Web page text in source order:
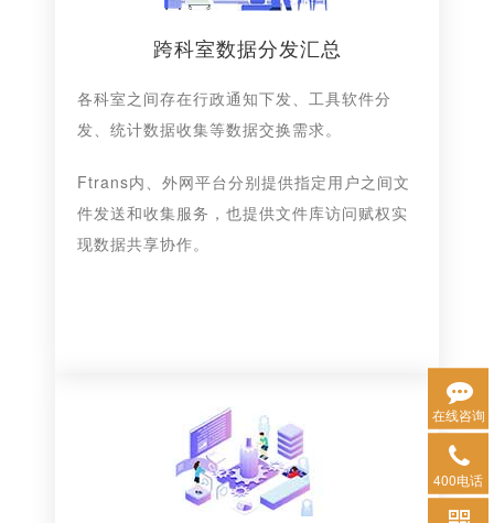
跨科室数据分发汇总
各科室之间存在行政通知下发、工具软件分
发、统计数据收集等数据交换需求。
Ftrans内、外网平台分别提供指定用户之间文
件发送和收集服务，也提供文件库访问赋权实
现数据共享协作。
在线咨询
400电话